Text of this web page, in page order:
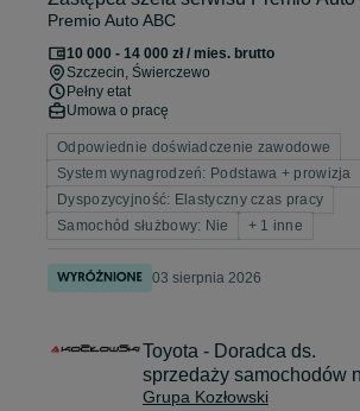
Premio Auto ABC
10 000 - 14 000 zł / mies. brutto
Szczecin, Świerczewo
Pełny etat
Umowa o pracę
Odpowiednie doświadczenie zawodowe
System wynagrodzeń: Podstawa + prowizja
Dyspozycyjność: Elastyczny czas pracy
Samochód służbowy: Nie
+ 1 inne
03 sierpnia 2026
Toyota - Doradca ds.
sprzedaży samochodów
Struga 17
Grupa Kozłowski